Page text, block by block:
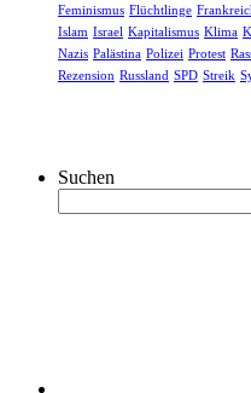
Feminismus Flüchtlinge
Islam Israel Kapitalismus Klima
Nazis Palästina Polizei Protest
Rezension Russland SPD Streik
Suchen